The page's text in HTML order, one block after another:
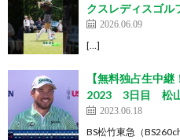
クスレディスゴル
2026.06.09
[…]
【無料独占生中
2023 3日目 松山
2023.06.18
BS松竹東急（